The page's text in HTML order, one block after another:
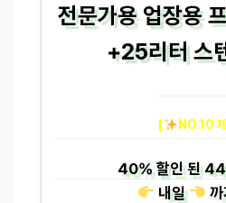
전문가용 업장용
+25리터 스
[ NO.10
40%할인 된
내일